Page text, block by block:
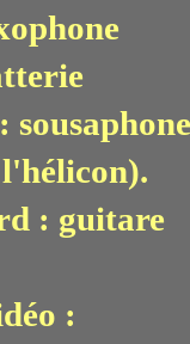
: guitare
: